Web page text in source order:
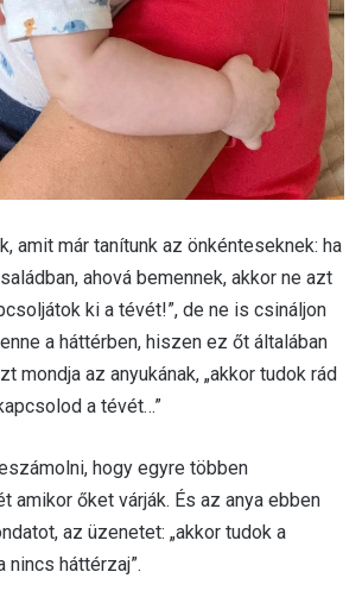
amit már tanítunk az önkénteseknek: ha
ahová bemennek, akkor ne azt
ki a tévét!”, de ne is csináljon
a háttérben, hiszen ez őt általában
mondja az anyukának, „akkor tudok rád
a tévét…”
hogy egyre többen
amikor őket várják. És az anya ebben
az üzenetet: „akkor tudok a
nincs háttérzaj”.